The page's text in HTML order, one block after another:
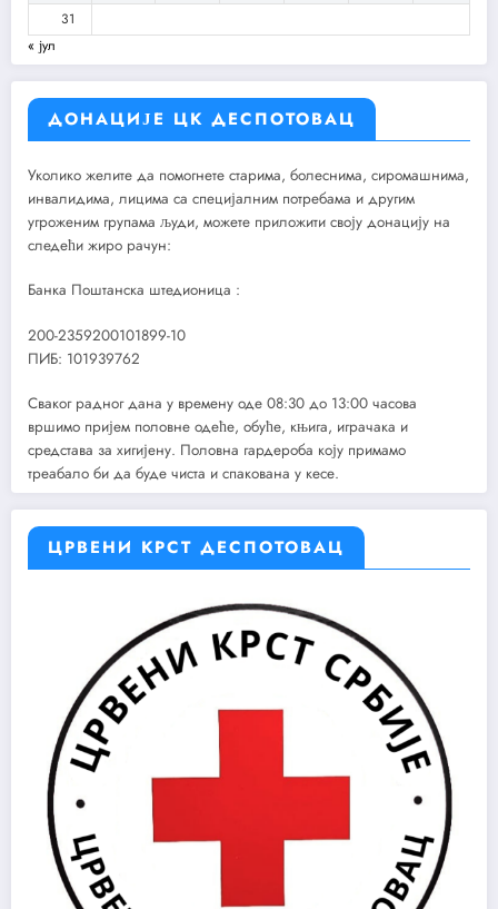
31
« јул
ДОНАЦИЈЕ ЦК ДЕСПОТОВАЦ
Уколико желите да помогнете старима, болеснима, сиромашнима,
инвалидима, лицима са специјалним потребама и другим
угроженим групама људи, можете приложити своју донацију на
следећи жиро рачун:
Банка Поштанска штедионица :
200-2359200101899-10
ПИБ: 101939762
Сваког радног дана у времену оде 08:30 до 13:00 часова
вршимо пријем половне одеће, обуће, књига, играчака и
средстава за хигијену. Половна гардероба коју примамо
треабало би да буде чиста и спакована у кесе.
ЦРВЕНИ КРСТ ДЕСПОТОВАЦ